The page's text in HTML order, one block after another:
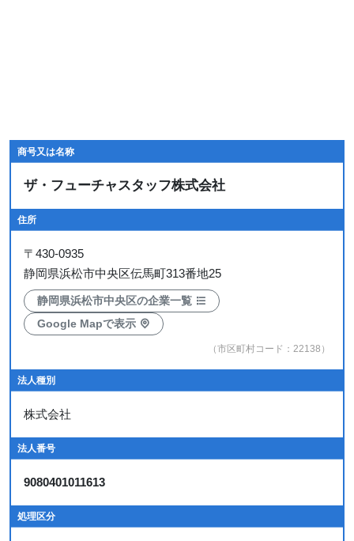
商号又は名称
ザ・フューチャスタッフ株式会社
住所
〒 430-0935
静岡県浜松市中央区伝馬町313番地25
静岡県浜松市中央区の企業一覧
Google Mapで表示
（市区町村コード：22138）
法人種別
株式会社
法人番号
9080401011613
処理区分